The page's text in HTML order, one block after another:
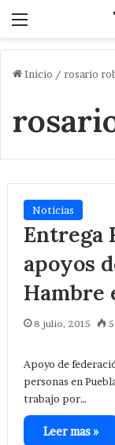
Menu
Inicio / rosario
Noticias
Entrega
apoyos
Hambre
8 julio, 2015
Apoyo de
personas en
trabajo por…
Leer mas »